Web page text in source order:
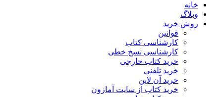
خانه
وبلاگ
روش خرید
قوانین
کارشناسی کتاب
کارشناسی نسخ خطی
خرید کتاب خارجی
خرید تلفنی
خرید آن لاین
خرید کتاب از سایت آمازون